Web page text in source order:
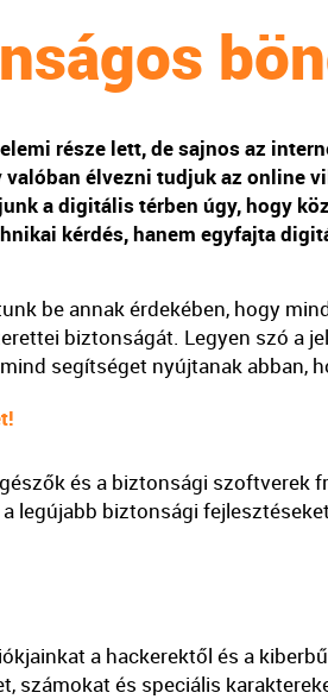
része lett, de sajnos az
élvezni tudjuk az online
a digitális térben úgy, hogy
kérdés, hanem egyfajta
be annak érdekében, hogy
biztonságát. Legyen szó a
segítséget nyújtanak abban,
és a biztonsági
legújabb biztonsági
a hackerektől és a
számokat és speciális